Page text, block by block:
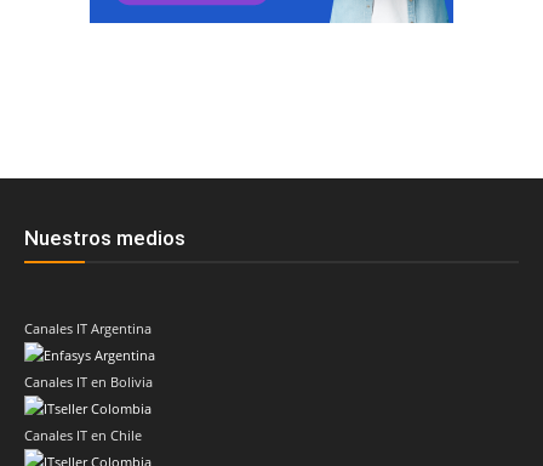
Nuestros medios
Canales IT Argentina
Canales IT en Bolivia
Canales IT en Chile